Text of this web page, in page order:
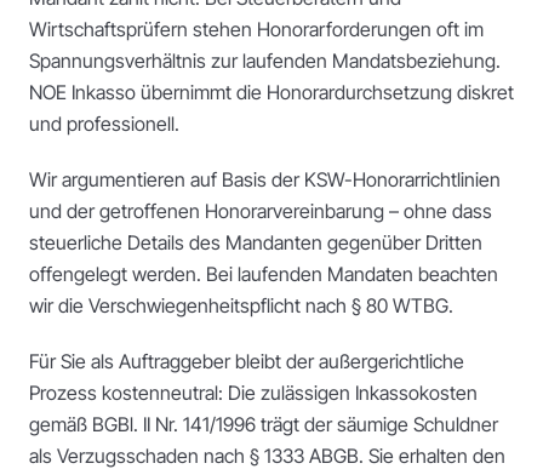
Wirtschaftsprüfern stehen Honorarforderungen oft im
Spannungsverhältnis zur laufenden Mandatsbeziehung.
NOE Inkasso übernimmt die Honorardurchsetzung diskret
und professionell.
Wir argumentieren auf Basis der KSW-Honorarrichtlinien
und der getroffenen Honorarvereinbarung – ohne dass
steuerliche Details des Mandanten gegenüber Dritten
offengelegt werden. Bei laufenden Mandaten beachten
wir die Verschwiegenheitspflicht nach § 80 WTBG.
Für Sie als Auftraggeber bleibt der außergerichtliche
Prozess kostenneutral: Die zulässigen Inkassokosten
gemäß BGBl. II Nr. 141/1996 trägt der säumige Schuldner
als Verzugsschaden nach § 1333 ABGB. Sie erhalten den